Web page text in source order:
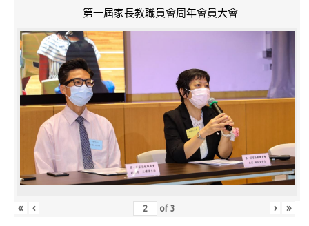
第一屆家長教職員會周年會員大會
« ‹ of3 › »